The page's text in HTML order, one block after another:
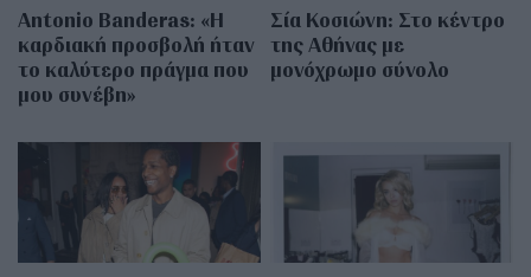
Antonio Banderas: «Η
καρδιακή προσβολή ήταν
το καλύτερο πράγμα που
μου συνέβη»
Σία Κοσιώνη: Στο κέντρο
της Αθήνας με
μονόχρωμο σύνολο